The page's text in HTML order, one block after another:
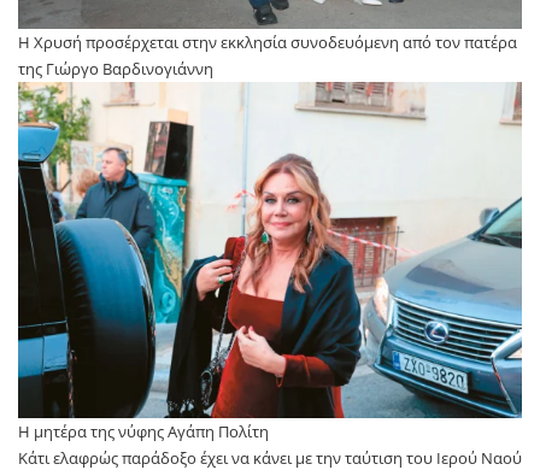
Η Χρυσή προσέρχεται στην εκκλησία συνοδευόμενη από τον πατέρα
της Γιώργο Βαρδινογιάννη
Η μητέρα της νύφης Αγάπη Πολίτη
Κάτι ελαφρώς παράδοξο έχει να κάνει με την ταύτιση του Ιερού Ναού